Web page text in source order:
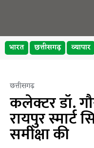
भारत छत्तीसगढ़ व्यापार
छत्तीसगढ़
कलेक्टर डॉ.
रायपुर स्मार्ट
समीक्षा की